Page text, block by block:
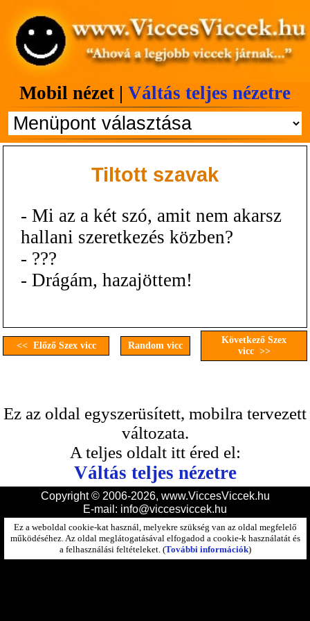
Mobil nézet | Váltás teljes nézetre
Tiltott szavak
- Mi az a két szó, amit nem akarsz
hallani szeretkezés közben?
- ???
- Drágám, hazajöttem!
<< Előző Szex vicc Random vicc
Következő Szex
vicc >>
Ez az oldal egyszerüsített, mobilra tervezett
változata.
A teljes oldalt itt éred el:
Váltás teljes nézetre
Copyright © 2006-2026, www.ViccesViccek.hu
E-mail: info@viccesviccek.hu
Ez a weboldal cookie-kat használ, melyekre szükség van az oldal megfelelő
működéséhez. Az oldal meglátogatásával elfogadod a cookie-k használatát és
a felhasználási feltételeket. (További információk)